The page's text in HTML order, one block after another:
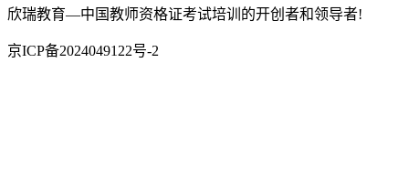
欣瑞教育—中国教师资格证考试培训的开创者和领导者!
京ICP备2024049122号-2